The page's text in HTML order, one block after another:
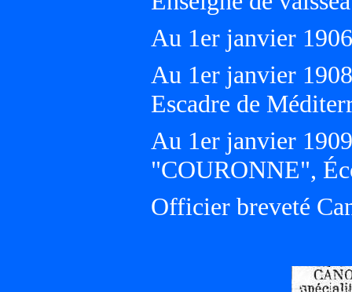
Au 1er janvier
Au 1er janvier
Escadre de
Au 1er janvier
"COURONNE",
Officier breveté